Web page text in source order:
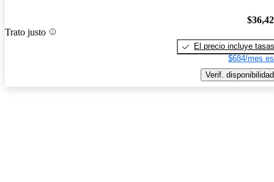
Trato justo
El precio incluye tasas
$684/mes
Verif. disponibilidad